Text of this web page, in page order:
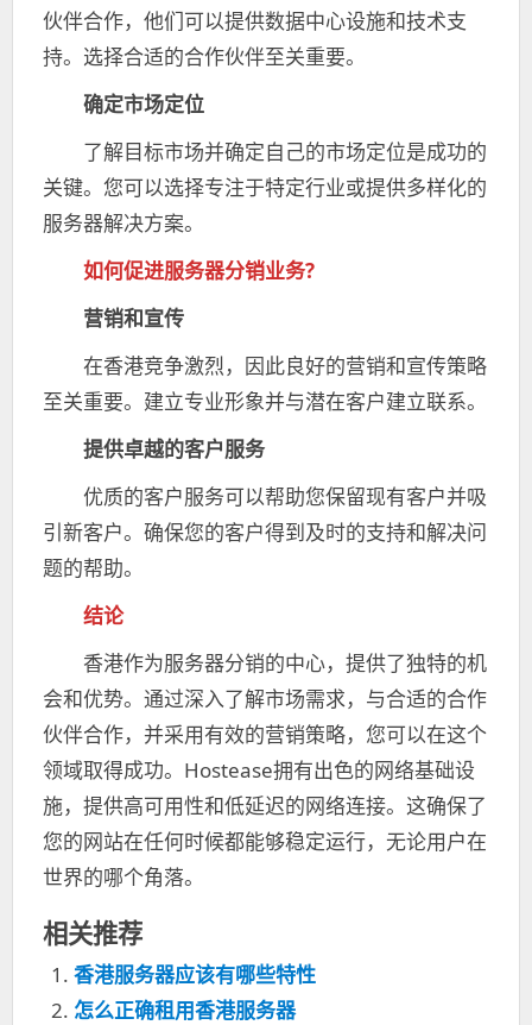
伙伴合作，他们可以提供数据中心设施和技术支
持。选择合适的合作伙伴至关重要。
确定市场定位
了解目标市场并确定自己的市场定位是成功的
关键。您可以选择专注于特定行业或提供多样化的
服务器解决方案。
如何促进服务器分销业务?
营销和宣传
在香港竞争激烈，因此良好的营销和宣传策略
至关重要。建立专业形象并与潜在客户建立联系。
提供卓越的客户服务
优质的客户服务可以帮助您保留现有客户并吸
引新客户。确保您的客户得到及时的支持和解决问
题的帮助。
结论
香港作为服务器分销的中心，提供了独特的机
会和优势。通过深入了解市场需求，与合适的合作
伙伴合作，并采用有效的营销策略，您可以在这个
领域取得成功。Hostease拥有出色的网络基础设
施，提供高可用性和低延迟的网络连接。这确保了
您的网站在任何时候都能够稳定运行，无论用户在
世界的哪个角落。
相关推荐
香港服务器应该有哪些特性
怎么正确租用香港服务器